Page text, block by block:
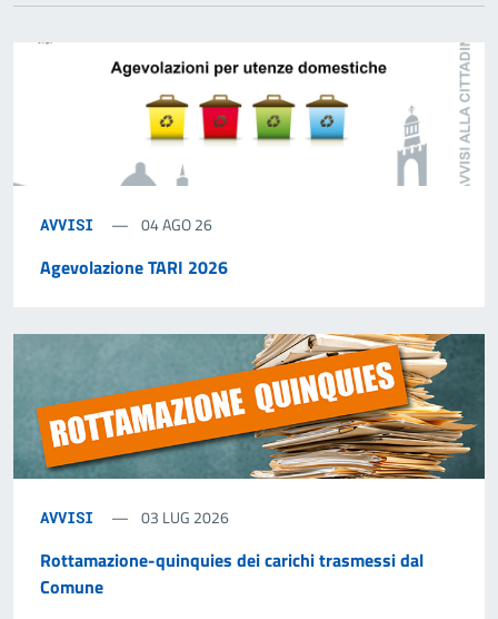
AVVISI 04 AGO 26
Agevolazione TARI 2026
AVVISI 03 LUG 2026
Rottamazione-quinquies dei carichi trasmessi dal
Comune